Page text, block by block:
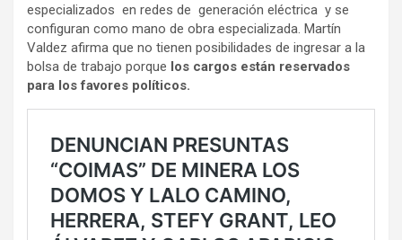
especializados en redes de generación eléctrica y se
configuran como mano de obra especializada. Martín
Valdez afirma que no tienen posibilidades de ingresar a la
bolsa de trabajo porque los cargos están reservados
para los favores políticos.